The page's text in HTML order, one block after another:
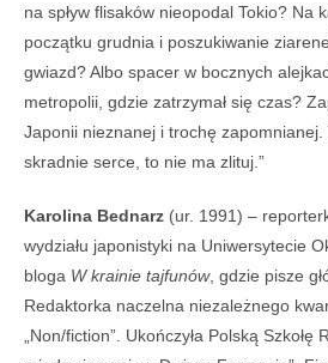
na spływ flisaków nieopodal Tokio? Na
początku grudnia i poszukiwanie
gwiazd? Albo spacer w bocznych
metropolii, gdzie zatrzymał się czas?
Japonii nieznanej i trochę
skradnie serce, to nie ma zlituj.”
Karolina Bednarz (ur. 1991) –
wydziału japonistyki na Uniwersytecie
bloga W krainie tajfunów, gdzie pisze
Redaktorka naczelna niezależnego
„Non/fiction”. Ukończyła Polską Szkołę